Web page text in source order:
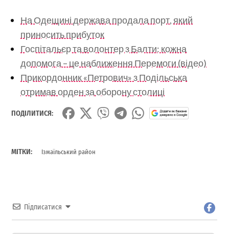
На Одещині держава продала порт, який
приносить прибуток
Госпітальєр та волонтер з Балти: кожна
допомога – це наближення Перемоги (відео)
Прикордонник «Петрович» з Подільська
отримав орден за оборону столиці
ПОДІЛИТИСЯ:
МІТКИ: Ізмаїльський район
Підписатися